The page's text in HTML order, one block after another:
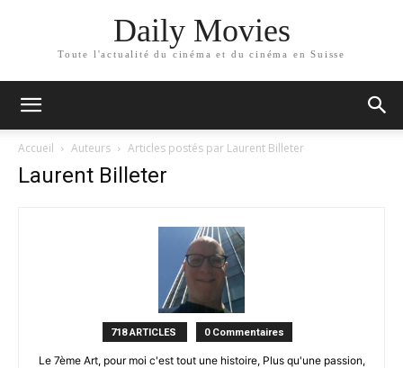
Daily Movies
Toute l'actualité du cinéma et du cinéma en Suisse
Accueil Auteurs Articles postés par Laurent Billeter
Laurent Billeter
718 ARTICLES 0 Commentaires
Le 7ème Art, pour moi c'est tout une histoire, Plus qu'une passion,